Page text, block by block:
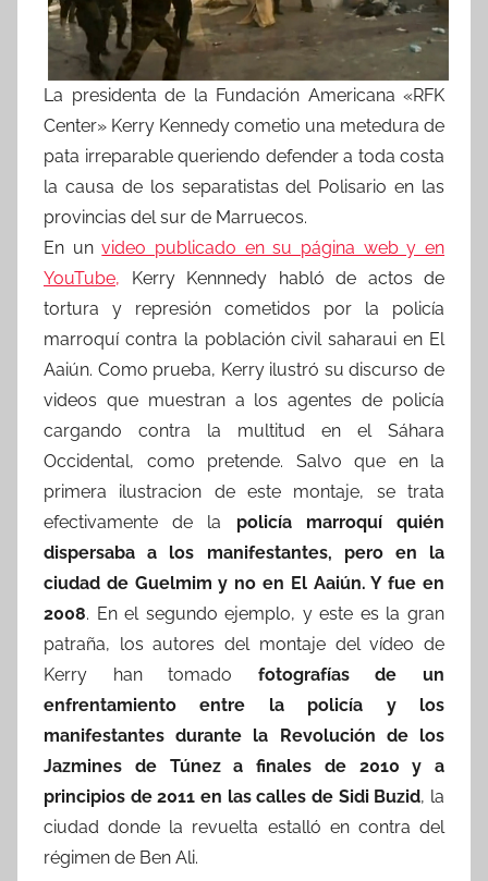
La presidenta de la Fundación Americana «RFK
Center» Kerry Kennedy cometio una metedura de
pata irreparable queriendo defender a toda costa
la causa de los separatistas del Polisario en las
provincias del sur de Marruecos.
En unvideo publicado en su página web y en
YouTube, Kerry Kennnedy habló de actos de
tortura y represión cometidos por la policía
marroquí contra la población civil saharaui en El
Aaiún. Como prueba, Kerry ilustró su discurso de
videos que muestran a los agentes de policía
cargando contra la multitud en el Sáhara
Occidental, como pretende. Salvo que en la
primera ilustracion de este montaje, se trata
efectivamente de la policía marroquí quién
dispersaba a los manifestantes, pero en la
ciudad de Guelmim y no en El Aaiún. Y fue en
2008. En el segundo ejemplo, y este es la gran
patraña, los autores del montaje del vídeo de
Kerry han tomado fotografías de un
enfrentamiento entre la policía y los
manifestantes durante la Revolución de los
Jazmines de Túnez a finales de 2010 y a
principios de 2011 en las calles de Sidi Buzid, la
ciudad donde la revuelta estalló en contra del
régimen de Ben Ali.